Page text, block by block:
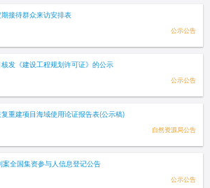
接待群众来访安排表
公示公告
发《建设工程规划许可证》的公示
公示公告
重建项目海域使用论证报告表(公示稿)
自然资源局公告
案全国集资参与人信息登记公告
公示公告